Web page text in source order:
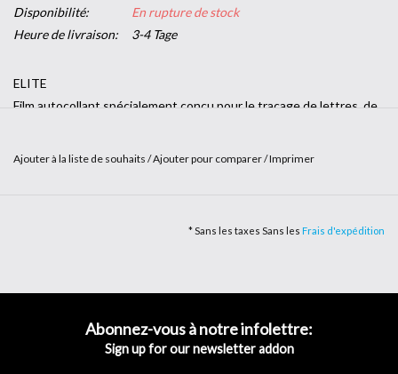
Disponibilité:
En rupture de stock
Heure de livraison:
3-4 Tage
ELITE
Film autocollant spécialement conçu pour le traçage de lettres, de
estrades et des revêtements. Durée de vie du film jusqu'à 5 ans à
Épaisseur du film : 75 µm
Classement au feu (B-S2-D0)
Ajouter à la liste de souhaits /Ajouter pour comparer/Imprimer
* Sans les taxes Sans les Frais d'expédition
Abonnez-vous à notre infolettre:
Sign up for our newsletter addon